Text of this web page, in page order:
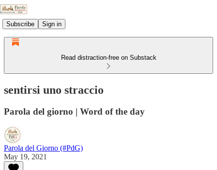
Subscribe Sign in
Read distraction-free on Substack
sentirsi uno straccio
Parola del giorno | Word of the day
Parola del Giorno (#PdG)
May 19, 2021